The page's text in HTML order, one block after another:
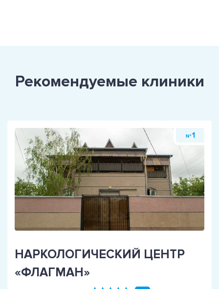
Рекомендуемые клиники
№ 1
НАРКОЛОГИЧЕСКИЙ ЦЕНТР
«ФЛАГМАН»